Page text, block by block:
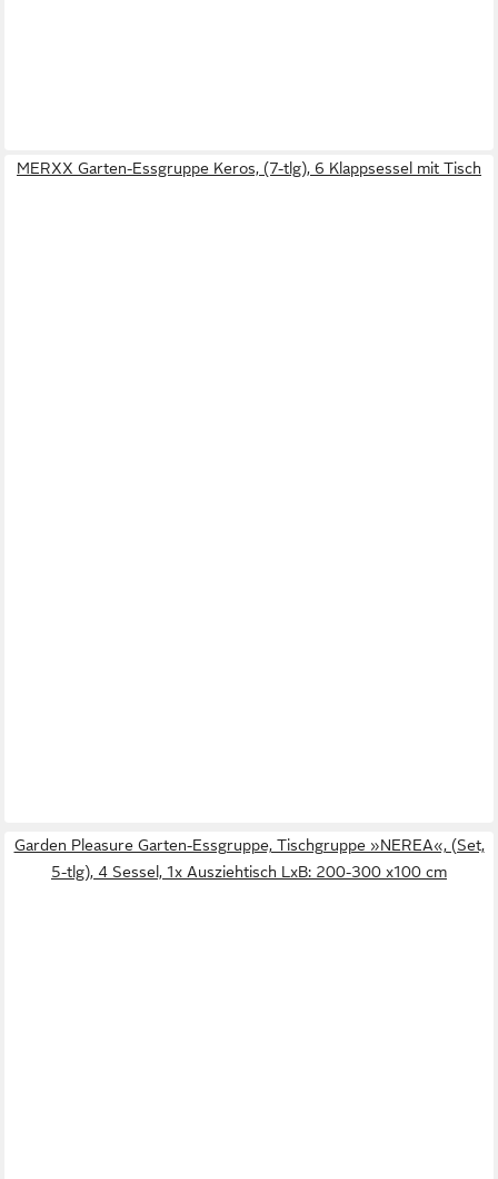
MERXX Garten-Essgruppe Keros, (7-tlg), 6 Klappsessel mit Tisch
Garden Pleasure Garten-Essgruppe, Tischgruppe »NEREA«, (Set,
5-tlg), 4 Sessel, 1x Ausziehtisch LxB: 200-300 x100 cm